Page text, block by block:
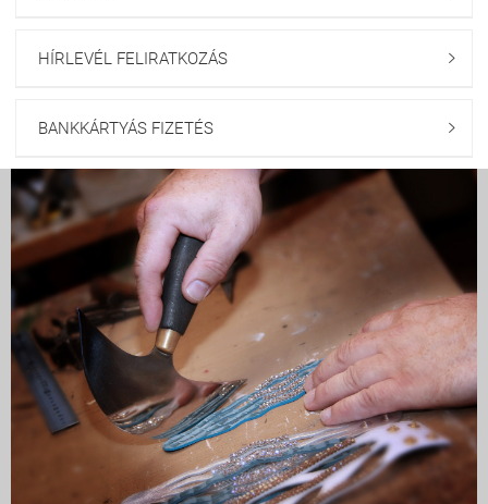
HÍRLEVÉL FELIRATKOZÁS 
BANKKÁRTYÁS FIZETÉS 